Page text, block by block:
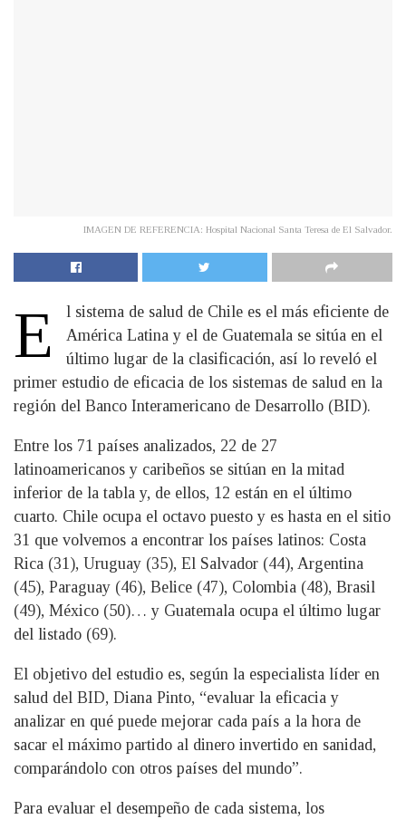
IMAGEN DE REFERENCIA: Hospital Nacional Santa Teresa de El Salvador.
E
l sistema de salud de Chile es el más eficiente de
América Latina y el de Guatemala se sitúa en el
último lugar de la clasificación, así lo reveló el
primer estudio de eficacia de los sistemas de salud en la
región del Banco Interamericano de Desarrollo (BID).
Entre los 71 países analizados, 22 de 27
latinoamericanos y caribeños se sitúan en la mitad
inferior de la tabla y, de ellos, 12 están en el último
cuarto. Chile ocupa el octavo puesto y es hasta en el sitio
31 que volvemos a encontrar los países latinos: Costa
Rica (31), Uruguay (35), El Salvador (44), Argentina
(45), Paraguay (46), Belice (47), Colombia (48), Brasil
(49), México (50)… y Guatemala ocupa el último lugar
del listado (69).
El objetivo del estudio es, según la especialista líder en
salud del BID, Diana Pinto, “evaluar la eficacia y
analizar en qué puede mejorar cada país a la hora de
sacar el máximo partido al dinero invertido en sanidad,
comparándolo con otros países del mundo”.
Para evaluar el desempeño de cada sistema, los